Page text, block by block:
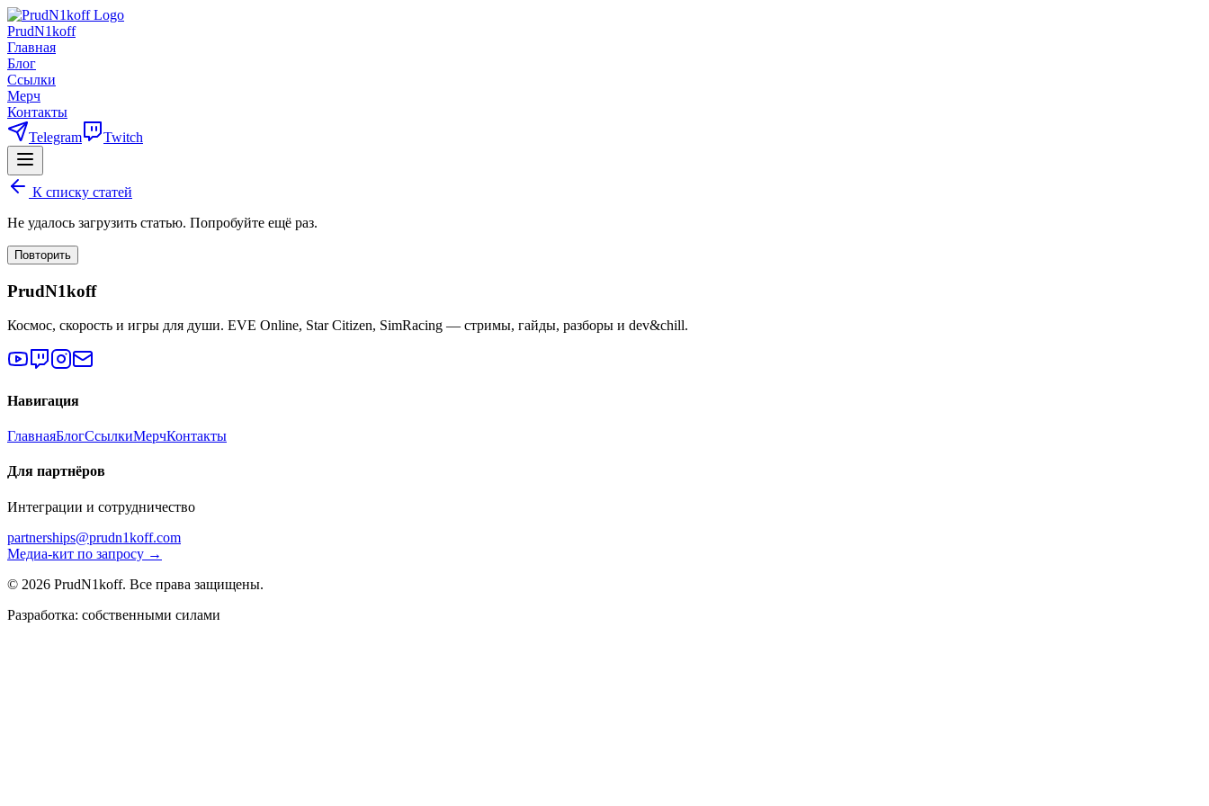
PrudN1koff
Главная
Блог
Ссылки
Мерч
Контакты
Telegram
Twitch
К списку статей
Не удалось загрузить статью. Попробуйте ещё раз.
Повторить
PrudN1koff
Космос, скорость и игры для души. EVE Online, Star Citizen, SimRacing — стримы, гайды, разборы и dev&chill.
Навигация
ГлавнаяБлогСсылкиМерчКонтакты
Для партнёров
Интеграции и сотрудничество
partnerships@prudn1koff.com
Медиа-кит по запросу →
© 2026 PrudN1koff. Все права защищены.
Разработка: собственными силами